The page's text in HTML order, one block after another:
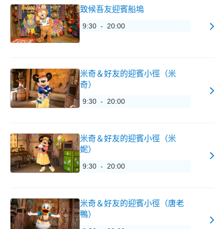
致候吾友迎賓船塢
9:30 - 20:00
米奇＆好友的迎賓小徑（米
奇）
9:30 - 20:00
米奇＆好友的迎賓小徑（米
妮）
9:30 - 20:00
米奇＆好友的迎賓小徑（唐老
鴨）